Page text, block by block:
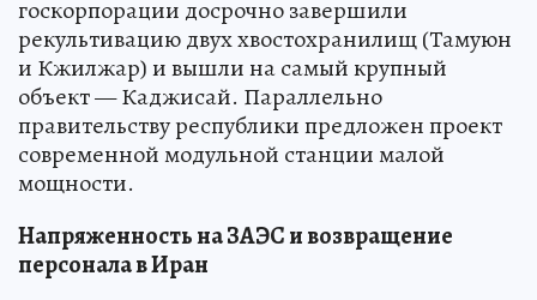
госкорпорации досрочно завершили
рекультивацию двух хвостохранилищ (Тамуюн
и Кжилжар) и вышли на самый крупный
объект — Каджисай. Параллельно
правительству республики предложен проект
современной модульной станции малой
мощности.
Напряженность на ЗАЭС и возвращение
персонала в Иран